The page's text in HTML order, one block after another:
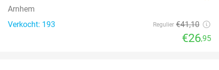
Arnhem
Verkocht: 193
Regulier €41,10
€26,95